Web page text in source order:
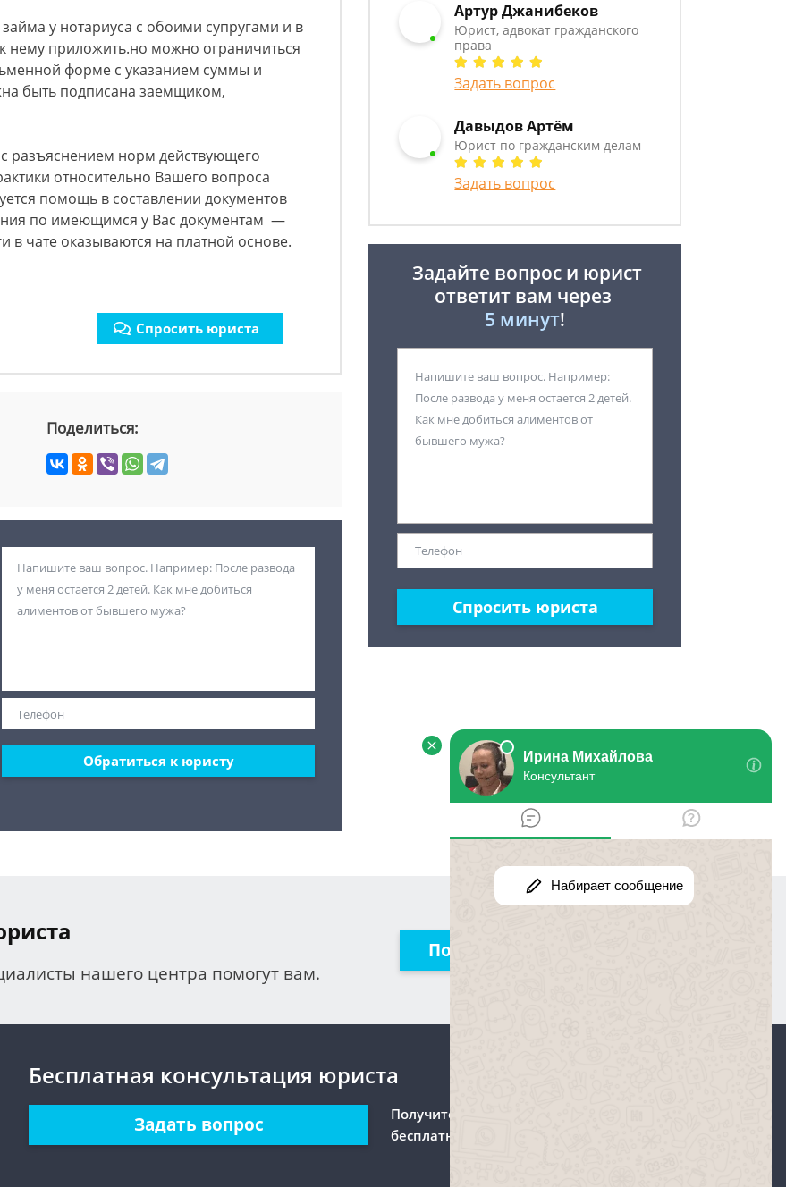
у нотариуса с обоими супругами и в
нему приложить.но можно ограничиться
форме с указанием суммы и
быть подписана заемщиком,
разъяснением норм действующего
относительно Вашего вопроса
помощь в составлении документов
по имеющимся у Вас документам —
в чате оказываются на платной основе.
Спросить юриста
Поделиться:
Обратиться к юристу
Артур Джанибеков
Юрист, адвокат гражданского
права
Задать вопрос
Давыдов Артём
Юрист по гражданским делам
Задать вопрос
Задайте вопрос и юрист
ответит вам через
5 минут!
Спросить юриста
нашего центра помогут вам.
Получить консультацию
Бесплатная консультация юриста
Задать вопрос
Получите консультацию
бесплатно